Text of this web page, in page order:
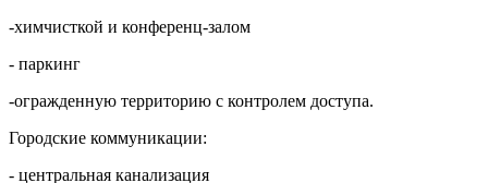
-химчисткой и конференц-залом
- паркинг
-огражденную территорию с контролем доступа.
Городские коммуникации:
- центральная канализация